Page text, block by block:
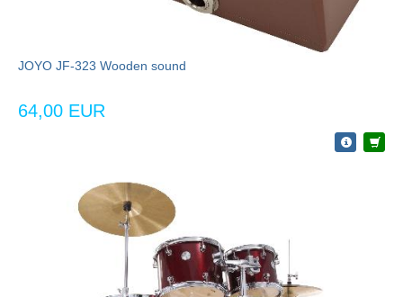
JOYO JF-323 Wooden sound
64,00 EUR